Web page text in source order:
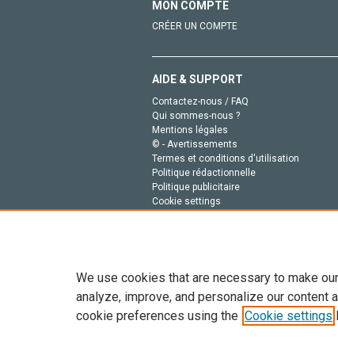
MON COMPTE
CRÉER UN COMPTE
AIDE & SUPPORT
Contactez-nous / FAQ
Qui sommes-nous ?
Mentions légales
© - Avertissements
Termes et conditions d'utilisation
Politique rédactionnelle
Politique publicitaire
Cookie settings
Tout le contenu de ce site: Copyright ©
de données, a la formation en IA et aux
We use cookies that are necessary to make
analyze, improve, and personalize our content
cookie preferences using the Cookie settings